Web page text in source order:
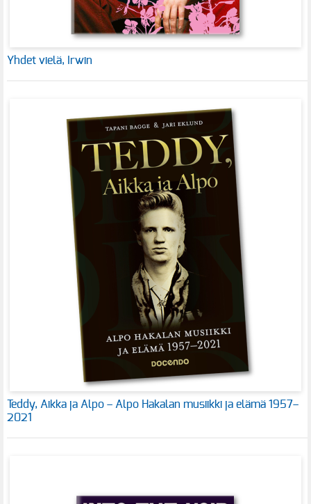
Yhdet vielä, Irwin
Teddy, Aikka ja Alpo – Alpo Hakalan musiikki ja elämä 1957–
2021